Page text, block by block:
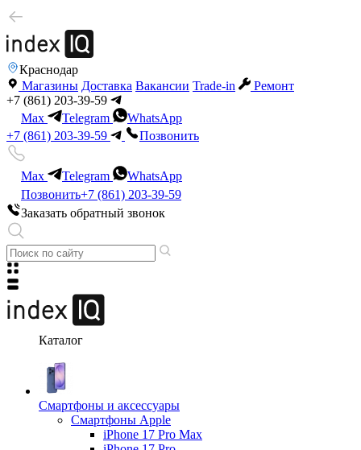
Краснодар
Магазины Доставка Вакансии Trade-in
Ремонт
+7 (861) 203-39-59
Max
Telegram
WhatsApp
+7 (861) 203-39-59
Позвонить
Max Telegram
WhatsApp
Позвонить+7 (861) 203-39-59
Заказать обратный звонок
Каталог
Смартфоны и аксессуары
Смартфоны Apple
iPhone 17 Pro Max